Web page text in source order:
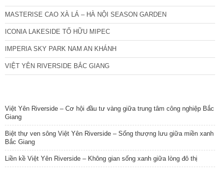
MASTERISE CAO XÀ LÁ – HÀ NỘI SEASON GARDEN
ICONIA LAKESIDE TỐ HỮU MIPEC
IMPERIA SKY PARK NAM AN KHÁNH
VIỆT YÊN RIVERSIDE BẮC GIANG
Việt Yên Riverside – Cơ hội đầu tư vàng giữa trung tâm công nghiệp Bắc
Giang
Biệt thự ven sông Việt Yên Riverside – Sống thượng lưu giữa miền xanh
Bắc Giang
Liền kề Việt Yên Riverside – Không gian sống xanh giữa lòng đô thị